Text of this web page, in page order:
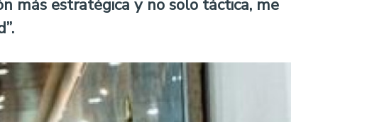
más estratégica y no solo táctica, me